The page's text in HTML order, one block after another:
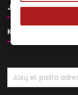
JŪSŲ PASKYRA
KONTAKTAI